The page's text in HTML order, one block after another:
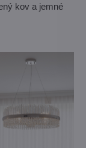
kov a jemné